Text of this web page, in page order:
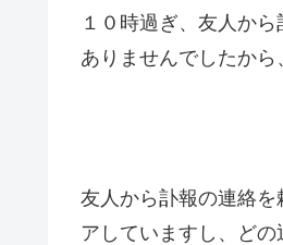
１０時過ぎ、友人か
ありませんでしたから
友人から訃報の連絡
アしていますし、どの